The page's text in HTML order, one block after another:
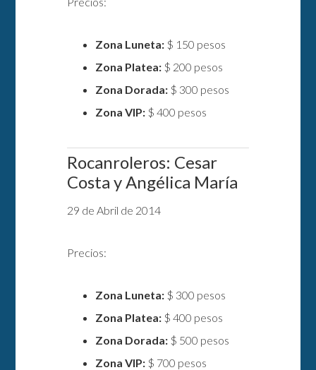
Zona Luneta: $ 150 pesos
Zona Platea: $ 200 pesos
Zona Dorada: $ 300 pesos
Zona VIP: $ 400 pesos
Rocanroleros: Cesar
Costa y Angélica María
29 de Abril de 2014
Precios:
Zona Luneta: $ 300 pesos
Zona Platea: $ 400 pesos
Zona Dorada: $ 500 pesos
Zona VIP: $ 700 pesos